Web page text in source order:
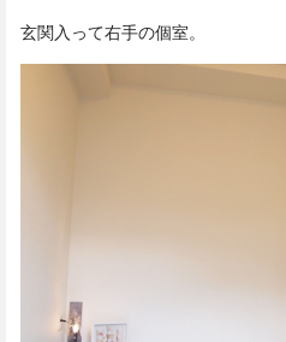
玄関入って右手の個室。